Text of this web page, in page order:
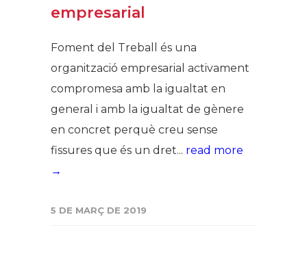
empresarial
Foment del Treball és una
organització empresarial activament
compromesa amb la igualtat en
general i amb la igualtat de gènere
en concret perquè creu sense
fissures que és un dret... read more
→
5 DE MARÇ DE 2019